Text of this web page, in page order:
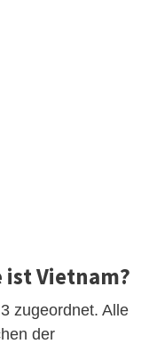
ist Vietnam?
zugeordnet. Alle
der